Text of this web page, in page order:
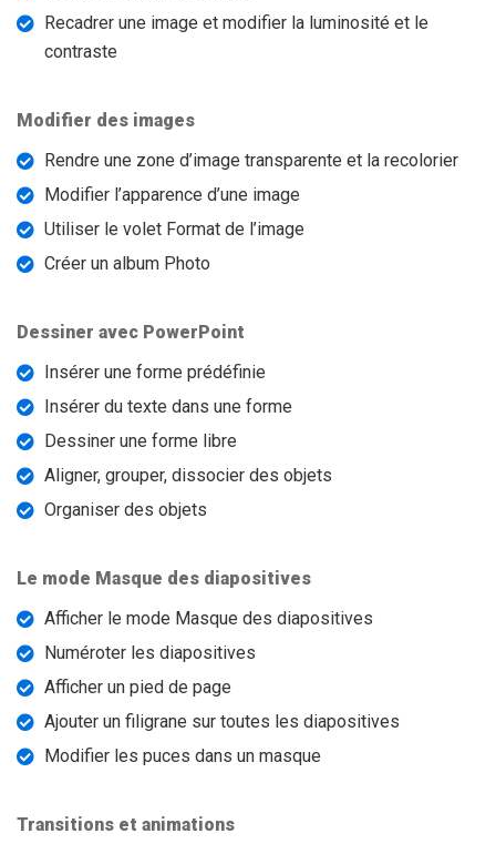
Recadrer une image et modifier la luminosité et le
contraste
Modifier des images
Rendre une zone d’image transparente et la recolorier
Modifier l’apparence d’une image
Utiliser le volet Format de l’image
Créer un album Photo
Dessiner avec PowerPoint
Insérer une forme prédéfinie
Insérer du texte dans une forme
Dessiner une forme libre
Aligner, grouper, dissocier des objets
Organiser des objets
Le mode Masque des diapositives
Afficher le mode Masque des diapositives
Numéroter les diapositives
Afficher un pied de page
Ajouter un filigrane sur toutes les diapositives
Modifier les puces dans un masque
Transitions et animations